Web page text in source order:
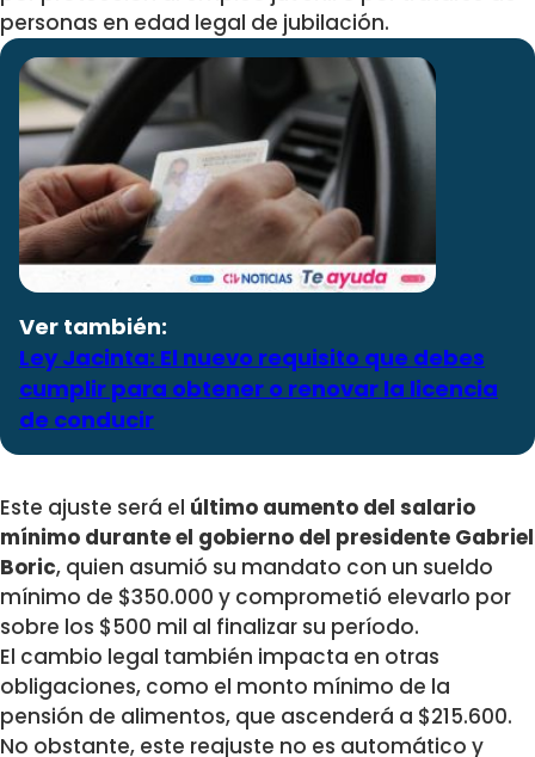
personas en edad legal de jubilación.
Ver también:
Ley Jacinta: El nuevo requisito que debes
cumplir para obtener o renovar la licencia
de conducir
Este ajuste será el último aumento del salario
mínimo durante el gobierno del presidente Gabriel
Boric, quien asumió su mandato con un sueldo
mínimo de $350.000 y comprometió elevarlo por
sobre los $500 mil al finalizar su período.
El cambio legal también impacta en otras
obligaciones, como el monto mínimo de la
pensión de alimentos, que ascenderá a $215.600.
No obstante, este reajuste no es automático y